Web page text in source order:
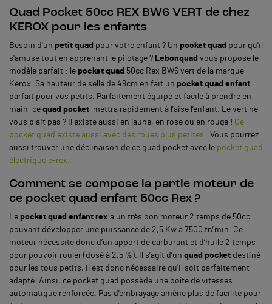
Quad Pocket 50cc REX BW6 VERT de chez
KEROX pour les enfants
Besoin d'un petit quad pour votre enfant ? Un pocket quad pour qu'il
s'amuse tout en apprenant le pilotage ? Lebonquad vous propose le
modèle parfait : le pocket quad 50cc Rex BW6 vert de la marque
Kerox. Sa hauteur de selle de 49cm en fait un pocket quad enfant
parfait pour vos petits. Parfaitement équipé et facile à prendre en
main, ce quad pocket mettra rapidement à l’aise l’enfant. Le vert ne
vous plait pas ? Il existe aussi en jaune, en rose ou en rouge ! Ce
pocket quad existe aussi avec des roues plus petites.
Vous pourrez
aussi trouver une déclinaison de ce quad pocket avec le pocket quad
électrique e-rex.
Comment se compose la partie moteur de
ce pocket quad enfant 50cc Rex ?
Le pocket quad enfant rex a un très bon moteur 2 temps de 50cc
pouvant développer une puissance de 2,5 Kw à 7500 tr/min. Ce
moteur nécessite donc d’un apport de carburant et d’huile 2 temps
pour pouvoir rouler (dosé à 2,5 %). Il s’agit d’un quad pocket destiné
pour les tous petits, il est donc nécessaire qu’il soit parfaitement
adapté. Ainsi, ce pocket quad possède une boîte de vitesses
automatique renforcée. Pas d'embrayage amène plus de facilité pour